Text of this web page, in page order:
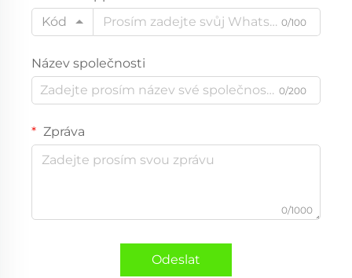
Kód
0/100
Název společnosti
0/200
Zpráva
0/1000
Odeslat